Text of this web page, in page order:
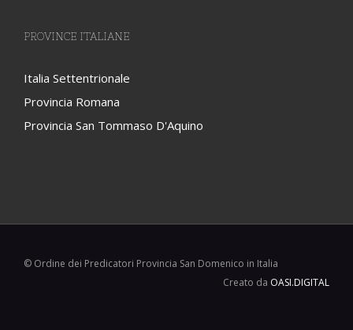
PROVINCE ITALIANE
Italia Settentrionale
Provincia Romana
Provincia San Tommaso D'Aquino
© Ordine dei Predicatori Provincia San Domenico in Italia
Creato da OASI.DIGITAL